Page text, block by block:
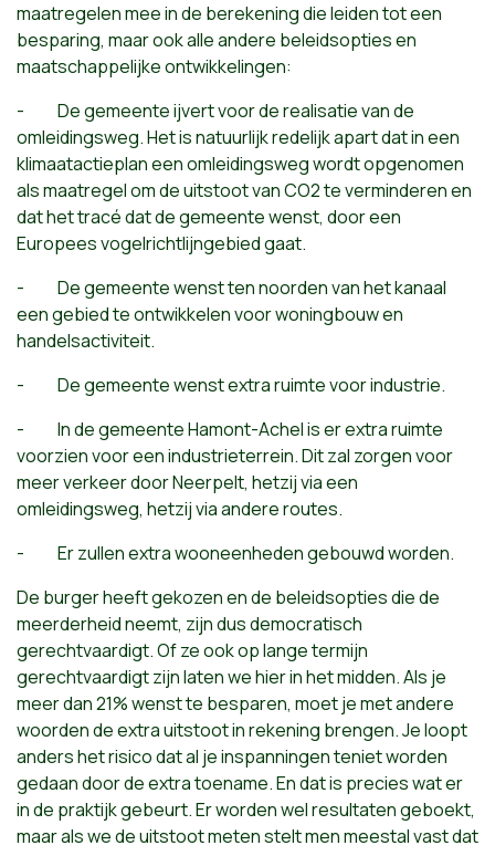
maatregelen mee in de berekening die leiden tot een
besparing, maar ook alle andere beleidsopties en
maatschappelijke ontwikkelingen:
- De gemeente ijvert voor de realisatie van de
omleidingsweg. Het is natuurlijk redelijk apart dat in een
klimaatactieplan een omleidingsweg wordt opgenomen
als maatregel om de uitstoot van CO2 te verminderen en
dat het tracé dat de gemeente wenst, door een
Europees vogelrichtlijngebied gaat.
- De gemeente wenst ten noorden van het kanaal
een gebied te ontwikkelen voor woningbouw en
handelsactiviteit.
- De gemeente wenst extra ruimte voor industrie.
- In de gemeente Hamont-Achel is er extra ruimte
voorzien voor een industrieterrein. Dit zal zorgen voor
meer verkeer door Neerpelt, hetzij via een
omleidingsweg, hetzij via andere routes.
- Er zullen extra wooneenheden gebouwd worden.
De burger heeft gekozen en de beleidsopties die de
meerderheid neemt, zijn dus democratisch
gerechtvaardigt. Of ze ook op lange termijn
gerechtvaardigt zijn laten we hier in het midden. Als je
meer dan 21% wenst te besparen, moet je met andere
woorden de extra uitstoot in rekening brengen. Je loopt
anders het risico dat al je inspanningen teniet worden
gedaan door de extra toename. En dat is precies wat er
in de praktijk gebeurt. Er worden wel resultaten geboekt,
maar als we de uitstoot meten stelt men meestal vast dat